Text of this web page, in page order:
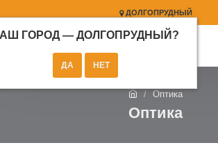
ДОЛГОПРУДНЫЙ
ГОРОД — ДОЛГОПРУДНЫЙ ?
Оптика
Оптика